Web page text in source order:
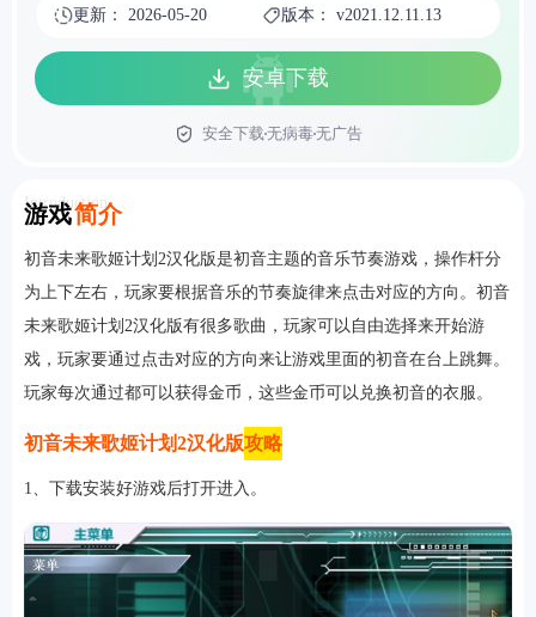
更新： 2026-05-20 版本： v2021.12.11.13
安卓下载
安全下载无病毒无广告
游戏简介
Introduction
初音未来歌姬计划2汉化版是初音主题的音乐节奏游戏，操作杆分
为上下左右，玩家要根据音乐的节奏旋律来点击对应的方向。初音
未来歌姬计划2汉化版有很多歌曲，玩家可以自由选择来开始游
戏，玩家要通过点击对应的方向来让游戏里面的初音在台上跳舞。
玩家每次通过都可以获得金币，这些金币可以兑换初音的衣服。
初音未来歌姬计划2汉化版攻略
1、下载安装好游戏后打开进入。